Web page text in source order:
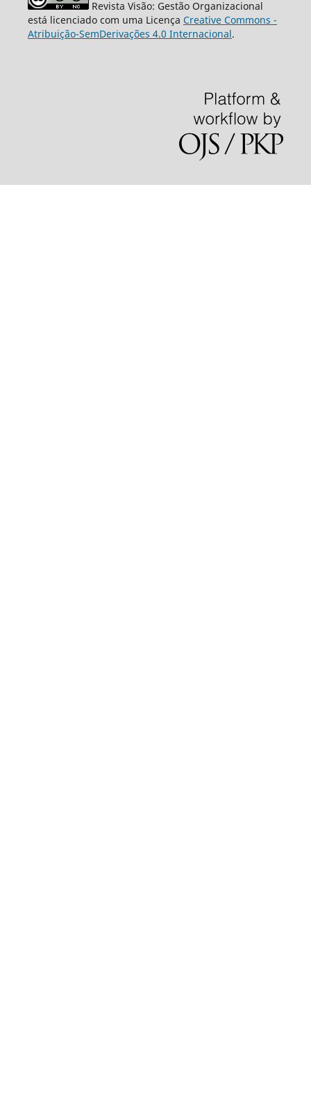
Revista Visão: Gestão Organizacional
está licenciado com uma Licença Creative Commons -
Atribuição-SemDerivações 4.0 Internacional.